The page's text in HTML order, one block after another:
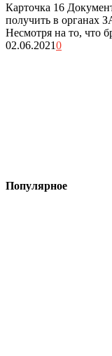
Карточка 16
получить в органах
Несмотря на то, что
02.06.20210
Популярное